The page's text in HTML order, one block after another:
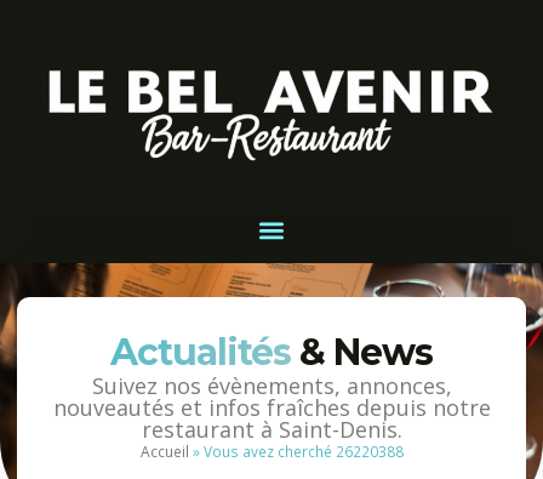
Actualités & News
Suivez nos évènements, annonces,
nouveautés et infos fraîches depuis notre
restaurant à Saint-Denis.
Accueil »Vous avez cherché 26220388